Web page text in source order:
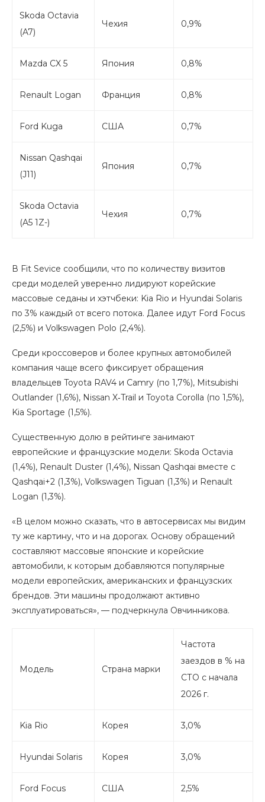
Skoda Octavia
(A7)
Чехия 0,9%
Mazda CX 5 Япония 0,8%
Renault Logan Франция 0,8%
Ford Kuga США 0,7%
Nissan Qashqai
(J11)
Япония 0,7%
Skoda Octavia
(A5 1Z-)
Чехия 0,7%
В Fit Sevice сообщили, что по количеству визитов
среди моделей уверенно лидируют корейские
массовые седаны и хэтчбеки: Kia Rio и Hyundai Solaris
по 3% каждый от всего потока. Далее идут Ford Focus
(2,5%) и Volkswagen Polo (2,4%).
Среди кроссоверов и более крупных автомобилей
компания чаще всего фиксирует обращения
владельцев Toyota RAV4 и Camry (по 1,7%), Mitsubishi
Outlander (1,6%), Nissan X‑Trail и Toyota Corolla (по 1,5%),
Kia Sportage (1,5%).
Существенную долю в рейтинге занимают
европейские и французские модели: Skoda Octavia
(1,4%), Renault Duster (1,4%), Nissan Qashqai вместе с
Qashqai+2 (1,3%), Volkswagen Tiguan (1,3%) и Renault
Logan (1,3%).
«В целом можно сказать, что в автосервисах мы видим
ту же картину, что и на дорогах. Основу обращений
составляют массовые японские и корейские
автомобили, к которым добавляются популярные
модели европейских, американских и французских
брендов. Эти машины продолжают активно
эксплуатироваться», — подчеркнула Овчинникова.
Модель Страна марки
Частота
заездов в % на
СТО с начала
2026 г.
Kia Rio Корея 3,0%
Hyundai Solaris Корея 3,0%
Ford Focus США 2,5%